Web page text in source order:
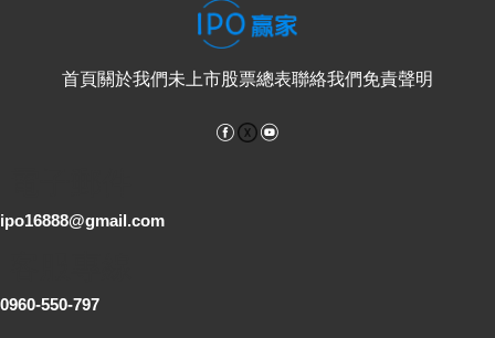
首頁關於我們未上市股票總表聯絡我們免責聲明
Facebook
ipo16888@gmail.com
0960-550-797